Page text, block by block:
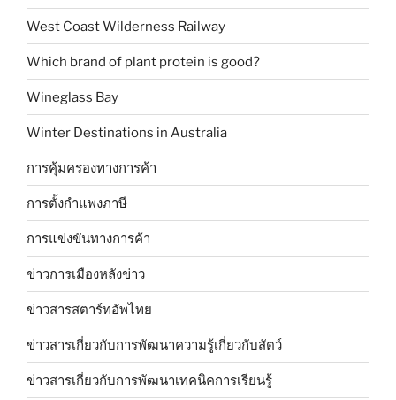
West Coast Wilderness Railway
Which brand of plant protein is good?
Wineglass Bay
Winter Destinations in Australia
การคุ้มครองทางการค้า
การตั้งกำแพงภาษี
การแข่งขันทางการค้า
ข่าวการเมืองหลังข่าว
ข่าวสารสตาร์ทอัพไทย
ข่าวสารเกี่ยวกับการพัฒนาความรู้เกี่ยวกับสัตว์
ข่าวสารเกี่ยวกับการพัฒนาเทคนิคการเรียนรู้